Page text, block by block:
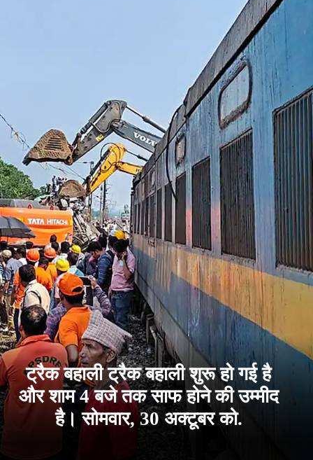
ट्रैक बहाली ट्रैक बहाली शुरू हो गई है
और शाम 4 बजे तक साफ होने की उम्मीद
है। सोमवार, 30 अक्टूबर को.